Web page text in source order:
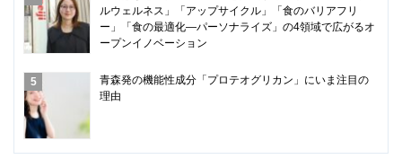
ルウェルネス」「アップサイクル」「食のバリアフリ
ー」「食の最適化―パーソナライズ」の4領域で広がるオ
ープンイノベーション
青森発の機能性成分「プロテオグリカン」にいま注目の
理由